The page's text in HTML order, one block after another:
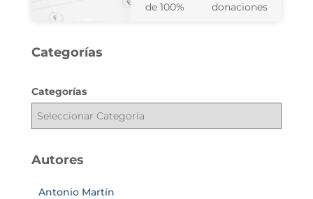
de 100% donaciones
Categorías
Categorías
Autores
Antonio Martín